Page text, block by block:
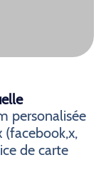
personalisée
(facebook,x,
de carte